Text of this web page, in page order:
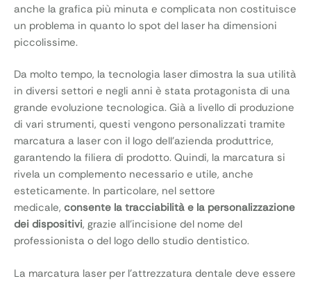
anche la grafica più minuta e complicata non costituisce
un problema in quanto lo spot del laser ha dimensioni
piccolissime.
Da molto tempo, la tecnologia laser dimostra la sua utilità
in diversi settori e negli anni è stata protagonista di una
grande evoluzione tecnologica. Già a livello di produzione
di vari strumenti, questi vengono personalizzati tramite
marcatura a laser con il logo dell’azienda produttrice,
garantendo la filiera di prodotto. Quindi, la marcatura si
rivela un complemento necessario e utile, anche
esteticamente. In particolare, nel settore
medicale, consente la tracciabilità e la personalizzazione
dei dispositivi, grazie all’incisione del nome del
professionista o del logo dello studio dentistico.
La marcatura laser per l’attrezzatura dentale deve essere